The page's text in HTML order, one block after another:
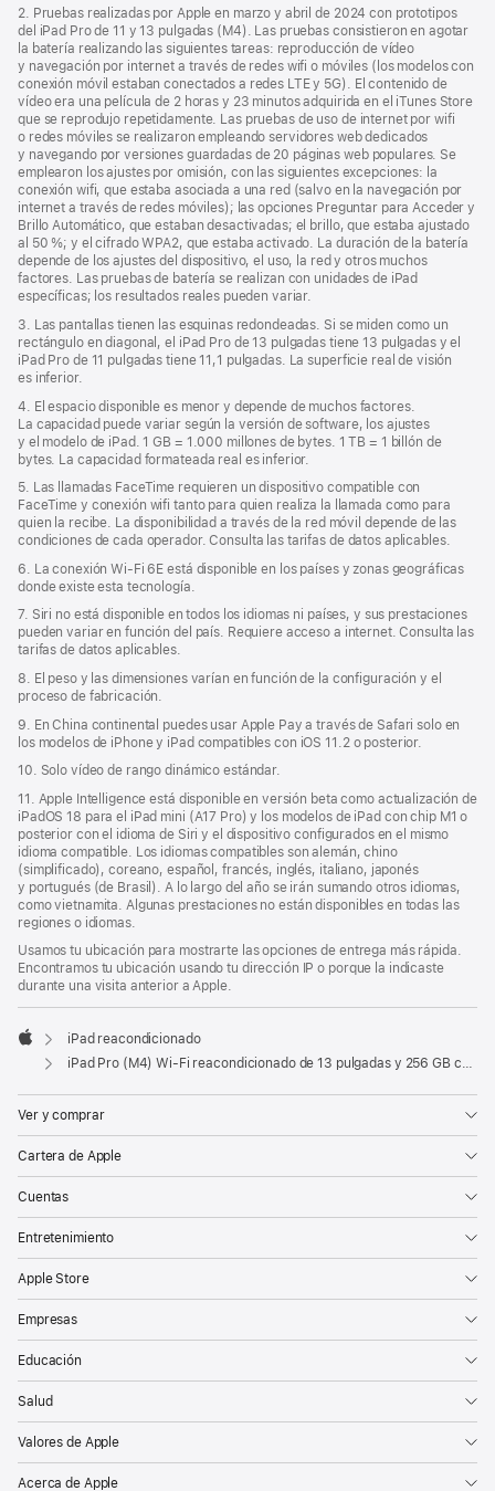
ventana
nueva)
2. Pruebas realizadas por Apple en marzo y abril de 2024 con prototipos
del iPad Pro de 11 y 13 pulgadas (M4). Las pruebas consistieron en agotar
la batería realizando las siguientes tareas: reproducción de vídeo
y navegación por internet a través de redes wifi o móviles (los modelos con
conexión móvil estaban conectados a redes LTE y 5G). El contenido de
vídeo era una película de 2 horas y 23 minutos adquirida en el iTunes Store
que se reprodujo repetidamente. Las pruebas de uso de internet por wifi
o redes móviles se realizaron empleando servidores web dedicados
y navegando por versiones guardadas de 20 páginas web populares. Se
emplearon los ajustes por omisión, con las siguientes excepciones: la
conexión wifi, que estaba asociada a una red (salvo en la navegación por
internet a través de redes móviles); las opciones Preguntar para Acceder y
Brillo Automático, que estaban desactivadas; el brillo, que estaba ajustado
al 50 %; y el cifrado WPA2, que estaba activado. La duración de la batería
depende de los ajustes del dispositivo, el uso, la red y otros muchos
factores. Las pruebas de batería se realizan con unidades de iPad
específicas; los resultados reales pueden variar.
3. Las pantallas tienen las esquinas redondeadas. Si se miden como un
rectángulo en diagonal, el iPad Pro de 13 pulgadas tiene 13 pulgadas y el
iPad Pro de 11 pulgadas tiene 11,1 pulgadas. La superficie real de visión
es inferior.
4. El espacio disponible es menor y depende de muchos factores.
La capacidad puede variar según la versión de software, los ajustes
y el modelo de iPad. 1 GB = 1.000 millones de bytes. 1 TB = 1 billón de
bytes. La capacidad formateada real es inferior.
5. Las llamadas FaceTime requieren un dispositivo compatible con
FaceTime y conexión wifi tanto para quien realiza la llamada como para
quien la recibe. La disponibilidad a través de la red móvil depende de las
condiciones de cada operador. Consulta las tarifas de datos aplicables.
6. La conexión Wi‑Fi 6E está disponible en los países y zonas geográficas
donde existe esta tecnología.
7. Siri no está disponible en todos los idiomas ni países, y sus prestaciones
pueden variar en función del país. Requiere acceso a internet. Consulta las
tarifas de datos aplicables.
8. El peso y las dimensiones varían en función de la configuración y el
proceso de fabricación.
9. En China continental puedes usar Apple Pay a través de Safari solo en
los modelos de iPhone y iPad compatibles con iOS 11.2 o posterior.
10. Solo vídeo de rango dinámico estándar.
11. Apple Intelligence está disponible en versión beta como actualización de
iPadOS 18 para el iPad mini (A17 Pro) y los modelos de iPad con chip M1 o
posterior con el idioma de Siri y el dispositivo configurados en el mismo
idioma compatible. Los idiomas compatibles son alemán, chino
(simplificado), coreano, español, francés, inglés, italiano, japonés
y portugués (de Brasil). A lo largo del año se irán sumando otros idiomas,
como vietnamita. Algunas prestaciones no están disponibles en todas las
regiones o idiomas.
Usamos tu ubicación para mostrarte las opciones de entrega más rápida.
Encontramos tu ubicación usando tu dirección IP o porque la indicaste
durante una visita anterior a Apple.
Apple
iPad reacondicionado
iPad Pro (M4) Wi-Fi reacondicionado de 13 pulgadas y 256 GB con vidrio estándar - Plata
Ver y comprar
Cartera de Apple
Cuentas
Entretenimiento
Apple Store
Empresas
Educación
Salud
Valores de Apple
Acerca de Apple